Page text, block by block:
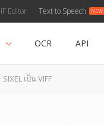
Editor Text to Speech
OCR API
SIXEL เป็น VIFF